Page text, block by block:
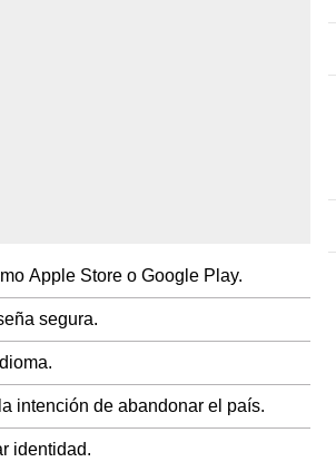
Apple Store o Google Play.
segura.
intención de abandonar el país.
identidad.